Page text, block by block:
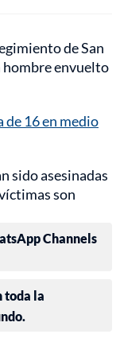
de San
hombre envuelto
de 16 en medio
sido asesinadas
son
Channels
toda la